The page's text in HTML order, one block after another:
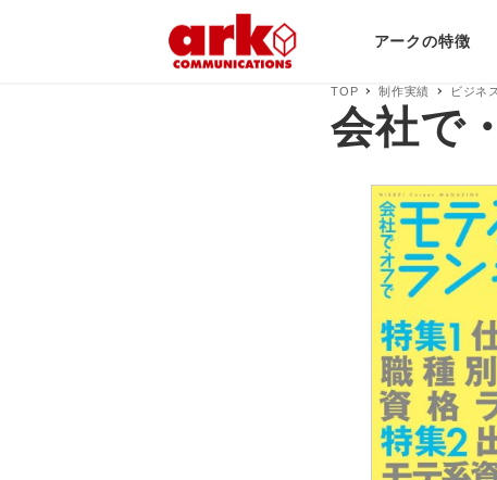
アークの特徴
TOP 制作実績 ビジネス
会社で